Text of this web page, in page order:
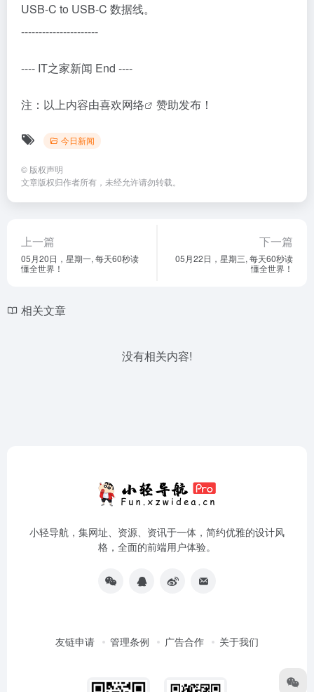
USB-C to USB-C 数据线。
----------------------
---- IT之家新闻 End ----
注：以上内容由喜欢网络 赞助发布！
今日新闻
© 版权声明
文章版权归作者所有，未经允许请勿转载。
上一篇
05月20日，星期一, 每天60秒读
懂全世界！
下一篇
05月22日，星期三, 每天60秒读
懂全世界！
相关文章
没有相关内容!
小轻导航，集网址、资源、资讯于一体，简约优雅的设计风
格，全面的前端用户体验。
友链申请 管理条例 广告合作 关于我们